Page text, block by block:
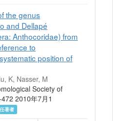
the genus
and Dellapé
Anthocoridae) from
to
position of
K, Nasser, M
Society of
2010年7月1
著者